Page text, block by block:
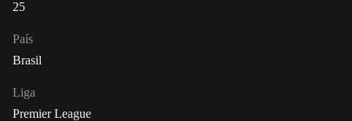
25
País
Brasil
Liga
Premier League